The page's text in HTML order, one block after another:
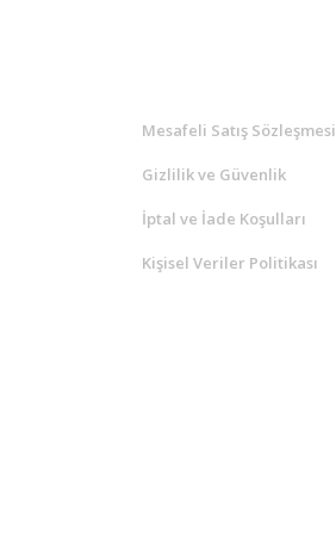
Mesafeli Satış Sözleşmesi
Gizlilik ve Güvenlik
İptal ve İade Koşulları
Kişisel Veriler Politikası